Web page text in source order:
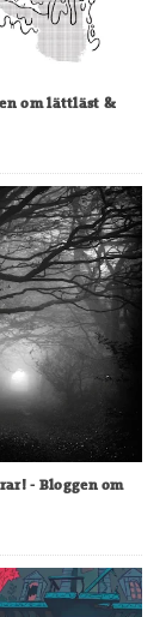
om lättläst &
- Bloggen om